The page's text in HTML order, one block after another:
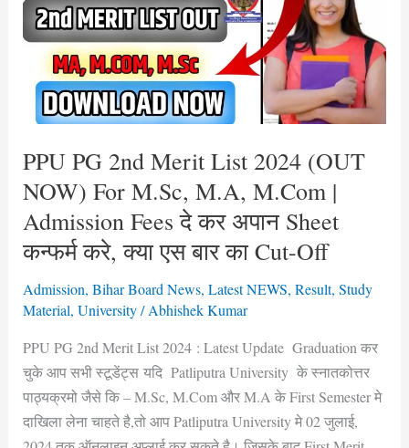
PPU PG 2nd Merit List 2024 (OUT
NOW) For M.Sc, M.A, M.Com |
Admission Fees दे कर अपान Sheet
कन्फर्म करे, क्या एस बार का Cut-Off
Admission, Bihar Board News, Latest NEWS, Result, Study
Material, University/Abhishek Kumar
PPU PG 2nd Merit List 2024 : Latest Update Graduation कर
चुके आप सभी स्टूडेंट्स यदि Patliputra University के स्नातकोत्तर
पाठ्यक्रमो जैसे कि – M.Sc, M.Com और M.A के First Semester मे
दाखिला लेना चाहते है,तो आप Patliputra University मे 02 जुलाई,
Merit
List
2024
(OUT
NOW)
For
M.Sc,
M.Com
|
Admission
दे
अपान
Sheet
कन्फर्म
करे,